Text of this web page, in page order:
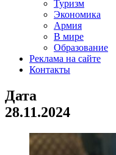
Туризм
Экономика
Армия
В мире
Образование
Реклама на сайте
Контакты
Дата
28.11.2024